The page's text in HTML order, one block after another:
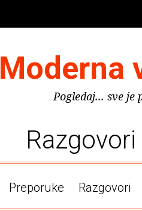
Moderna
Pogledaj... sve je
Razgovori
Preporuke Razgovori